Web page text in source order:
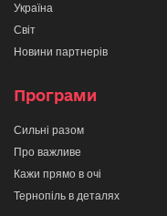
Україна
Світ
Новини партнерів
Програми
Сильні разом
Про важливе
Кажи прямо в очі
Тернопіль в деталях